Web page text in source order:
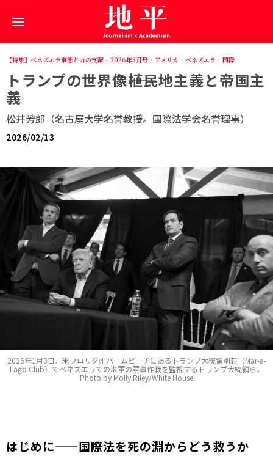
【特集】ベネズエラ事態と力の支配 · 2026年3月号 · アメリカ · ベネズエラ · 国際
トランプの世界像――植民地主義と帝国主
義
松井芳郎（名古屋大学名誉教授。国際法学会名誉理事）
2026/02/13
2026年1月3日、米フロリダ州パームビーチにあるトランプ大統領別荘（Mar-a-
Lago Club）でベネズエラでの米軍の軍事作戦を監視するトランプ大統領ら。
Photo by Molly Riley/White House
はじめに——国際法を死の淵からどう救うか